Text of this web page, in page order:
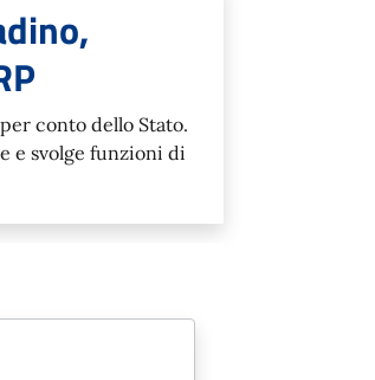
conto dello Stato.
e svolge funzioni di